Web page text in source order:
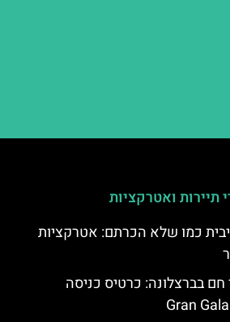
תיירות ואטרקציות
כמו שלא הכרתם: אטרקציות
בברצלונה: כרטיס כניסה